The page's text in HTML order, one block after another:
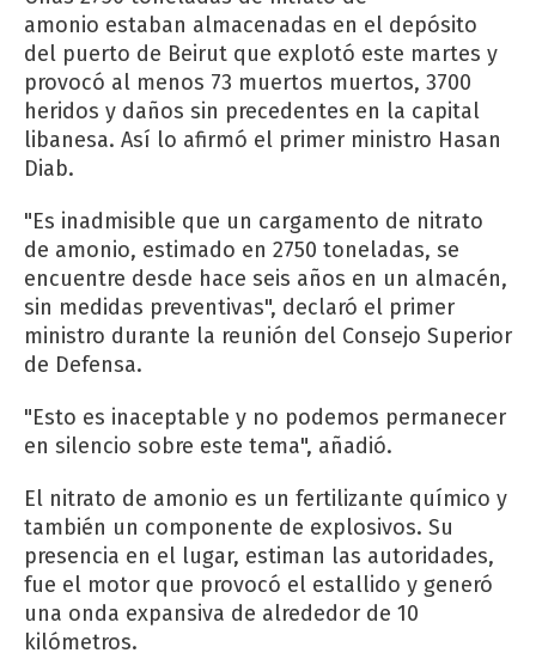
amonio estaban almacenadas en el depósito
del puerto de Beirut que explotó este martes y
provocó al menos 73 muertos muertos, 3700
heridos y daños sin precedentes en la capital
libanesa. Así lo afirmó el primer ministro Hasan
Diab.
"Es inadmisible que un cargamento de nitrato
de amonio, estimado en 2750 toneladas, se
encuentre desde hace seis años en un almacén,
sin medidas preventivas", declaró el primer
ministro durante la reunión del Consejo Superior
de Defensa.
"Esto es inaceptable y no podemos permanecer
en silencio sobre este tema", añadió.
El nitrato de amonio es un fertilizante químico y
también un componente de explosivos. Su
presencia en el lugar, estiman las autoridades,
fue el motor que provocó el estallido y generó
una onda expansiva de alrededor de 10
kilómetros.